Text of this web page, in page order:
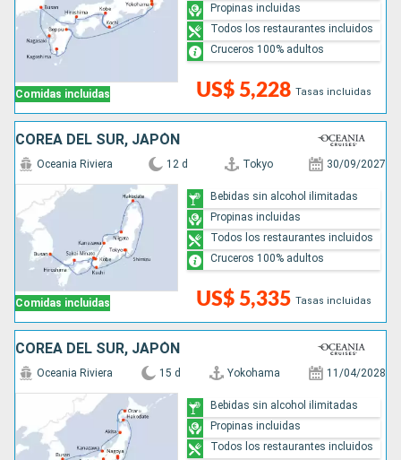
Comidas incluidas US$ 5,228 Tasas incluidas
Propinas incluidas
Todos los restaurantes incluidos
Cruceros 100% adultos
COREA DEL SUR, JAPÓN
Comidas incluidas
Oceania Riviera 12 d Tokyo 30/09/2027
US$ 5,335 Tasas incluidas
Bebidas sin alcohol ilimitadas
Propinas incluidas
Todos los restaurantes incluidos
Cruceros 100% adultos
COREA DEL SUR, JAPÓN
Oceania Riviera 15 d Yokohama 11/04/2028
Bebidas sin alcohol ilimitadas
Propinas incluidas
Todos los restaurantes incluidos